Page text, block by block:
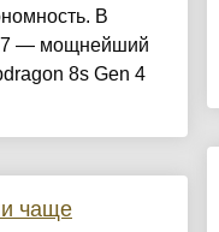
В
— мощнейший
8s Gen 4
чаще